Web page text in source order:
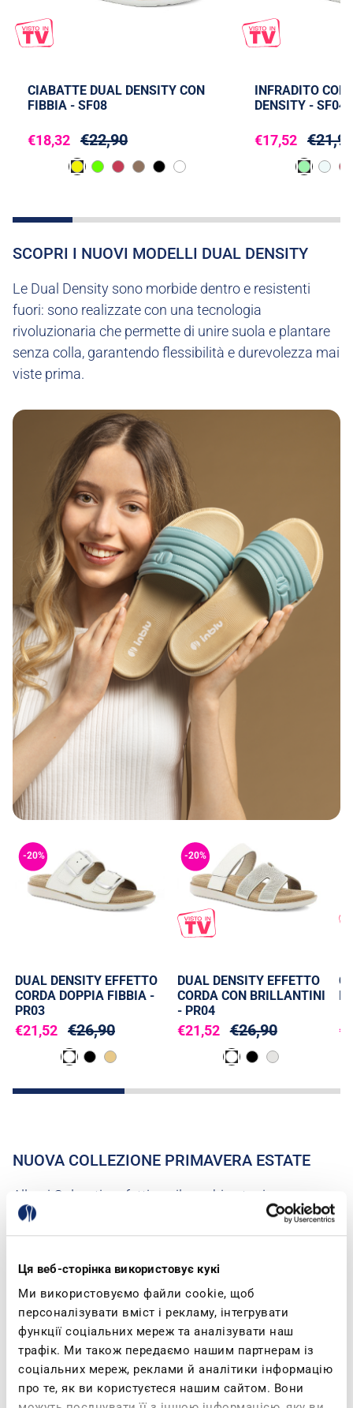
Ця веб-сторінка використовує кукі
Ми використовуємо файли cookie, щоб
персоналізувати вміст і рекламу, інтегрувати
функції соціальних мереж та аналізувати наш
трафік. Ми також передаємо нашим партнерам із
соціальних мереж, реклами й аналітики інформацію
про те, як ви користуєтеся нашим сайтом. Вони
CIABATTE DUAL DENSITY CON
FIBBIA - SF08
€18,32 €22,90
INFRADITO
DENSITY - SF04
€17,52
SCOPRI I NUOVI MODELLI DUAL DENSITY
Le Dual Density sono morbide dentro e resistenti
fuori: sono realizzate con una tecnologia
rivoluzionaria che permette di unire suola e plantare
senza colla, garantendo flessibilità e durevolezza mai
viste prima.
-20%
DUAL DENSITY EFFETTO
CORDA DOPPIA FIBBIA -
PR03
€21,52 €26,90
-20%
DUAL DENSITY EFFETTO
CORDA CON BRILLANTINI
- PR04
€21,52 €26,90
NUOVA COLLEZIONE PRIMAVERA ESTATE
Allegri Colorati perfetti per il cambio stagione,
comode sneakers per il tuo tempo libero e inblu
pensate per il tuo Benessere. Abbiamo tutto quello